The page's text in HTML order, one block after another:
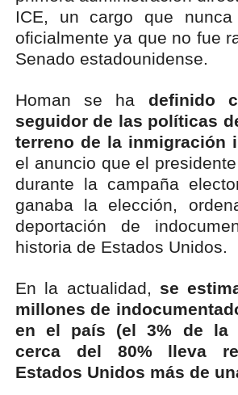
ICE, un cargo que
oficialmente ya que no fue
Senado estadounidense.
Homan se ha definido
seguidor de las políticas
terreno de la inmigración
el anuncio que el
durante la campaña
ganaba la elección,
deportación de
historia de Estados Unidos.
En la actualidad, se
millones de
en el país (el 3% de la
cerca del 80% lleva
Estados Unidos más de